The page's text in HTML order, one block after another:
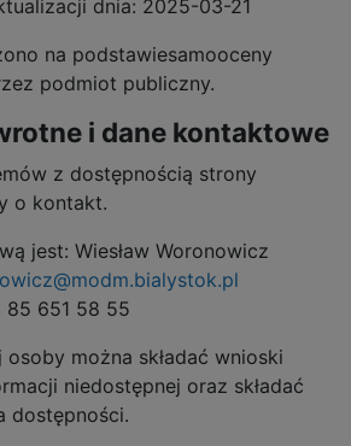
dnia: 2025-03-21
na podstawiesamooceny
podmiot publiczny.
i dane kontaktowe
z dostępnością strony
o kontakt.
jest: Wiesław Woronowicz
85 651 58 55
można składać wnioski
niedostępnej oraz składać
dostępności.